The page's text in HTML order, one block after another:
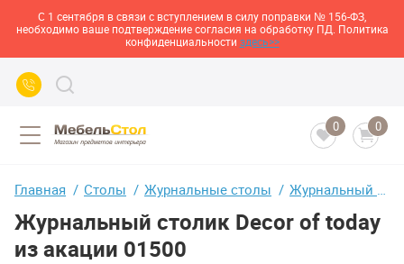
С 1 сентября в связи с вступлением в силу поправки № 156-ФЗ,
необходимо ваше подтверждение согласия на обработку ПД. Политика
конфиденциальности здесь>>
0 0
Главная Столы Журнальные столы Журнальный столик Decor of today из акации 01500
Журнальный столик Decor of today
из акации 01500